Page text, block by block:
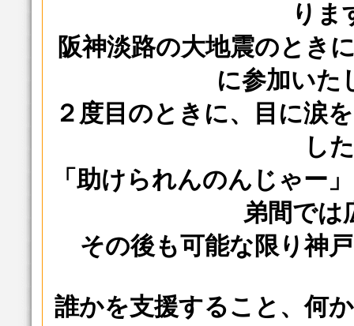
りま
阪神淡路の大地震のとき
に参加いた
２度目のときに、目に涙
し
「助けられんのんじゃ
弟間では
その後も可能な限り神
誰かを支援すること、何